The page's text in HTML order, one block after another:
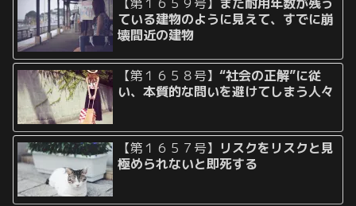
ている建物のように見えて、すでに崩
壊間近の建物
【第１６５８号】“社会の正解”に従
い、本質的な問いを避けてしまう人々
【第１６５７号】 リスクをリスクと見
極められないと即死する